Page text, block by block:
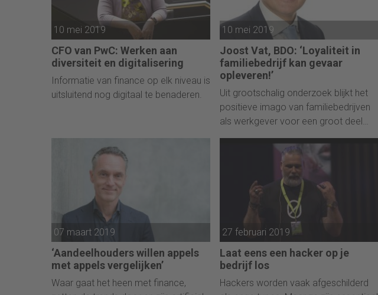
10 mei 2019
CFO van PwC: Werken aan
diversiteit en digitalisering
Informatie van finance op elk niveau is
uitsluitend nog digitaal te benaderen.
10 mei 2019
Joost Vat, BDO: ‘Loyaliteit in
familiebedrijf kan gevaar
opleveren!’
Uit grootschalig onderzoek blijkt het
positieve imago van familiebedrijven
als werkgever voor een groot deel
misplaatst. Wat is er aan de hand?
07 maart 2019
‘Aandeelhouders willen appels
met appels vergelijken’
Waar gaat het heen met finance,
27 februari 2019
Laat eens een hacker op je
bedrijf los
Hackers worden vaak afgeschilderd